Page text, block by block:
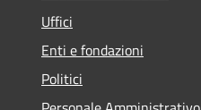
Uffici
Enti e fondazioni
Politici